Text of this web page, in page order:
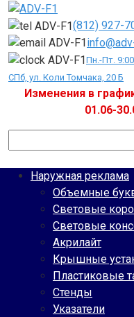
Перейти
контенту
(812) 927-
Пн.-Пт.
СПб, ул. Коли Томчака, 20 Б
Изменения в
01.06-
Наружная реклама
Объемные
Световые
Световые
Акрилайт
Крышные
Пластиковые
Стенды
Указатели